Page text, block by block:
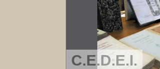
C.E.D.E.I.